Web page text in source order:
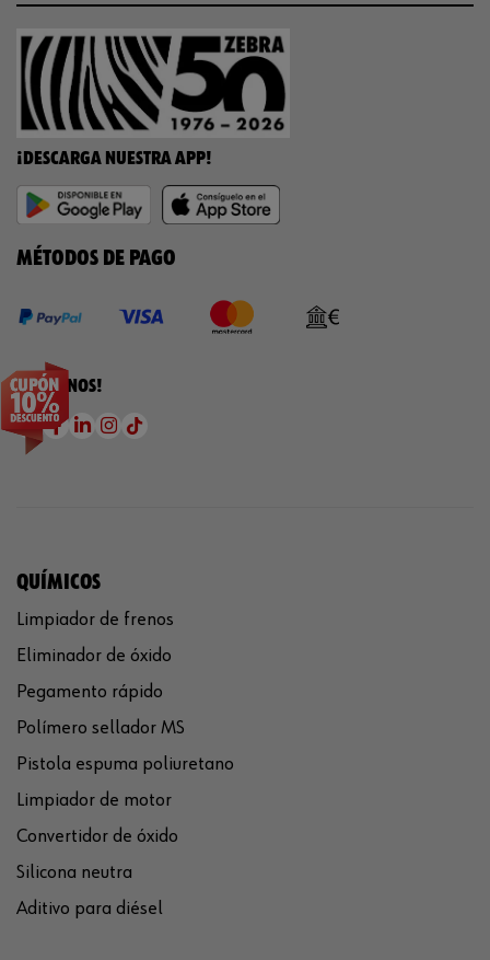
¡DESCARGA NUESTRA APP!
MÉTODOS DE PAGO
¡SÍGUENOS!
QUÍMICOS
Limpiador de frenos
Eliminador de óxido
Pegamento rápido
Polímero sellador MS
Pistola espuma poliuretano
Limpiador de motor
Convertidor de óxido
Silicona neutra
Aditivo para diésel